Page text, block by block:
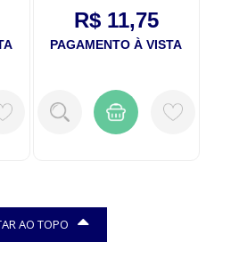
R$ 11,75
PAGAMENTO À VISTA
AO TOPO